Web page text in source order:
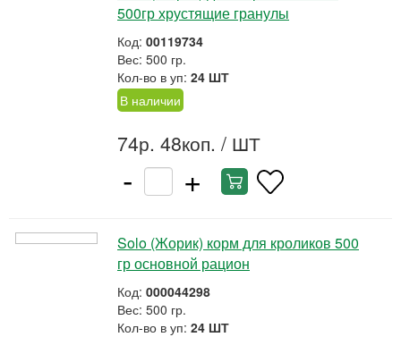
500гр хрустящие гранулы
Код: 00119734
Вес: 500 гр.
Кол-во в уп: 24 ШТ
В наличии
74р. 48коп. / ШТ
- +
Solo (Жорик) корм для кроликов 500
гр основной рацион
Код: 000044298
Вес: 500 гр.
Кол-во в уп: 24 ШТ